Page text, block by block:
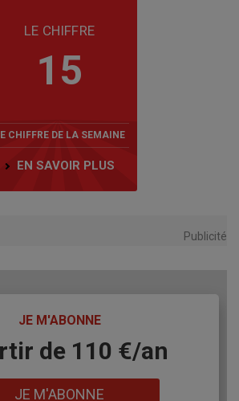
LE CHIFFRE
15
CHIFFRE DE LA SEMAINE
EN SAVOIR PLUS
Publicité
JE M'ABONNE
de 110 €/an
JE M'ABONNE